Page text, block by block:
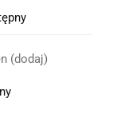
(dodaj)